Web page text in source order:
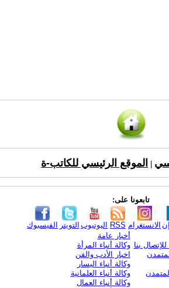
الموقع الرئيسي للكاتب-ة
تابعونا على:
الفيسبوك التويتر اليوتيوب RSS الانستغرام
بنا
أخبار عامة
وكالة أنباء المرأة
اخبار الأدب والفن
وكالة أنباء اليسار
وكالة أنباء العلمانية
وكالة أنباء العمال